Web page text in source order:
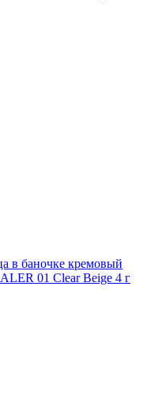
в баночке кремовый
01 Clear Beige 4 г